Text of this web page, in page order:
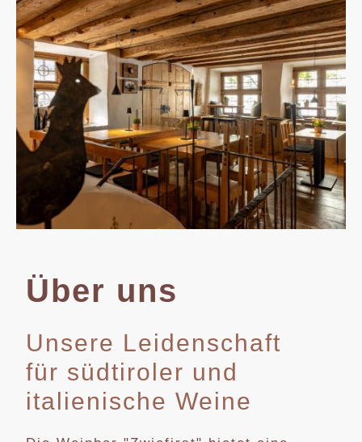
Über uns
Unsere Leidenschaft
für südtiroler und
italienische Weine